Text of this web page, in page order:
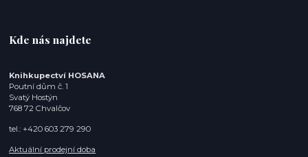
Kde nás najdete
Knihkupectví HOSANA
Poutní dům č. 1
Svatý Hostýn
768 72 Chvalčov
tel.: +420 603 279 290
Aktuální prodejní doba